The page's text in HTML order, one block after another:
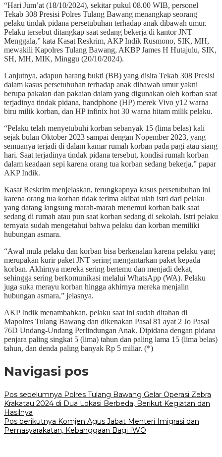
“Hari Jum’at (18/10/2024), sekitar pukul 08.00 WIB, personel
Tekab 308 Presisi Polres Tulang Bawang menangkap seorang
pelaku tindak pidana persetubuhan terhadap anak dibawah umur.
Pelaku tersebut ditangkap saat sedang bekerja di kantor JNT
Menggala,” kata Kasat Reskrim, AKP Indik Rusmono, SIK, MH,
mewakili Kapolres Tulang Bawang, AKBP James H Hutajulu, SIK,
SH, MH, MIK, Minggu (20/10/2024).
Lanjutnya, adapun barang bukti (BB) yang disita Tekab 308 Presisi
dalam kasus persetubuhan terhadap anak dibawah umur yakni
berupa pakaian dan pakaian dalam yang digunakan oleh korban saat
terjadinya tindak pidana, handphone (HP) merek Vivo y12 warna
biru milik korban, dan HP infinix hot 30 warna hitam milik pelaku.
“Pelaku telah menyetubuhi korban sebanyak 15 (lima belas) kali
sejak bulan Oktober 2023 sampai dengan Nopember 2023, yang
semuanya terjadi di dalam kamar rumah korban pada pagi atau siang
hari. Saat terjadinya tindak pidana tersebut, kondisi rumah korban
dalam keadaan sepi karena orang tua korban sedang bekerja,” papar
AKP Indik.
Kasat Reskrim menjelaskan, terungkapnya kasus persetubuhan ini
karena orang tua korban tidak terima akibat ulah istri dari pelaku
yang datang langsung marah-marah menemui korban baik saat
sedang di rumah atau pun saat korban sedang di sekolah. Istri pelaku
ternyata sudah mengetahui bahwa pelaku dan korban memiliki
hubungan asmara.
“Awal mula pelaku dan korban bisa berkenalan karena pelaku yang
merupakan kurir paket JNT sering mengantarkan paket kepada
korban. Akhirnya mereka sering bertemu dan menjadi dekat,
sehingga sering berkomunikasi melalui WhatsApp (WA). Pelaku
juga suka merayu korban hingga akhirnya mereka menjalin
hubungan asmara,” jelasnya.
AKP Indik menambahkan, pelaku saat ini sudah ditahan di
Mapolres Tulang Bawang dan dikenakan Pasal 81 ayat 2 Jo Pasal
76D Undang-Undang Perlindungan Anak. Dipidana dengan pidana
penjara paling singkat 5 (lima) tahun dan paling lama 15 (lima belas)
tahun, dan denda paling banyak Rp 5 miliar. (*)
Navigasi pos
Pos sebelumnya Polres Tulang Bawang Gelar Operasi Zebra
Krakatau 2024 di Dua Lokasi Berbeda, Berikut Kegiatan dan
Hasilnya
Pos berikutnya Komjen Agus Jabat Menteri Imigrasi dan
Pemasyarakatan, Kebanggaan Bagi IWO